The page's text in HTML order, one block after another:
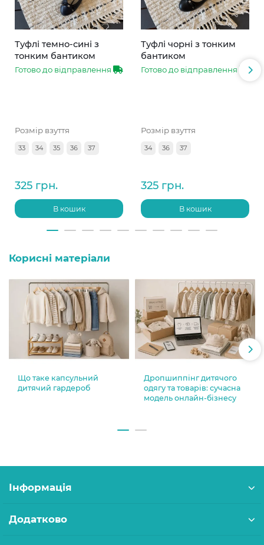
Туфлі темно-сині з
тонким бантиком
Готово до відправлення
Розмір взуття
33 34 35 36 37
325 грн.
В кошик
Туфлі чорні з тонким
бантиком
Готово до відправлення
Розмір взуття
34 36 37
325 грн.
В кошик
Корисні матеріали
Що таке капсульний
дитячий гардероб
Дропшиппінг дитячого
одягу та товарів: сучасна
модель онлайн-бізнесу
Інформація
Додатково